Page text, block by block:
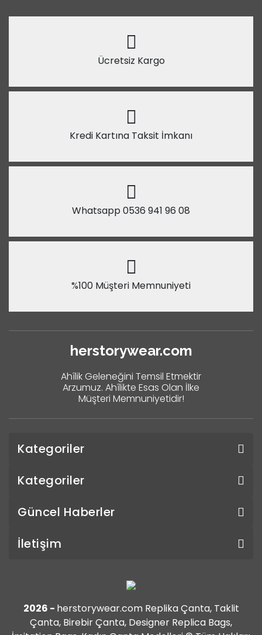
Ücretsiz Kargo
Kredi Kartına Taksit İmkanı
Whatsapp 0536 941 96 08
%100 Müşteri Memnuniyeti
herstorywear.com
Ahîlik Geleneğini Temsil Etmektir
Arzumuz. Ahîlikte Esas Olan İlke
Müşteri Memnuniyetidir!
Kategoriler
Kategoriler
Güncel Haberler
İletişim
2026 - herstorywear.com Replika Çanta, Taklit
Çanta, Birebir Çanta, Designer Replica Bags,